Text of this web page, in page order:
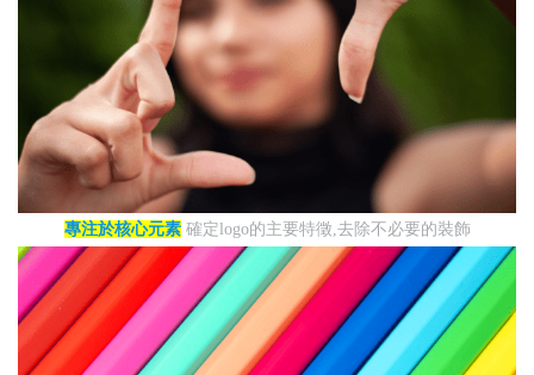
專注於核心元素確定logo的主要特徵,去除不必要的裝飾